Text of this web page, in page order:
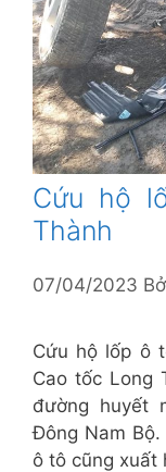
Cứu hộ
Thành
07/04/2023
Cứu hộ lốp ô
Cao tốc Long
đường huyết
Đông Nam
ô tô cũng xuất